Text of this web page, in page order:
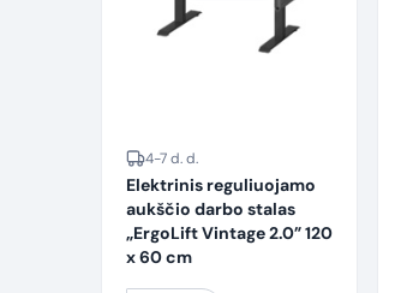
4-7 d. d.
Elektrinis reguliuojamo
aukščio darbo stalas
„ErgoLift Vintage 2.0” 120
x 60 cm